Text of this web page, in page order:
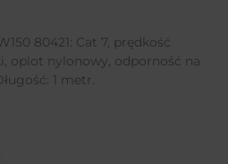
80421: Cat 7, prędkość
oplot nylonowy, odporność na
1 metr.